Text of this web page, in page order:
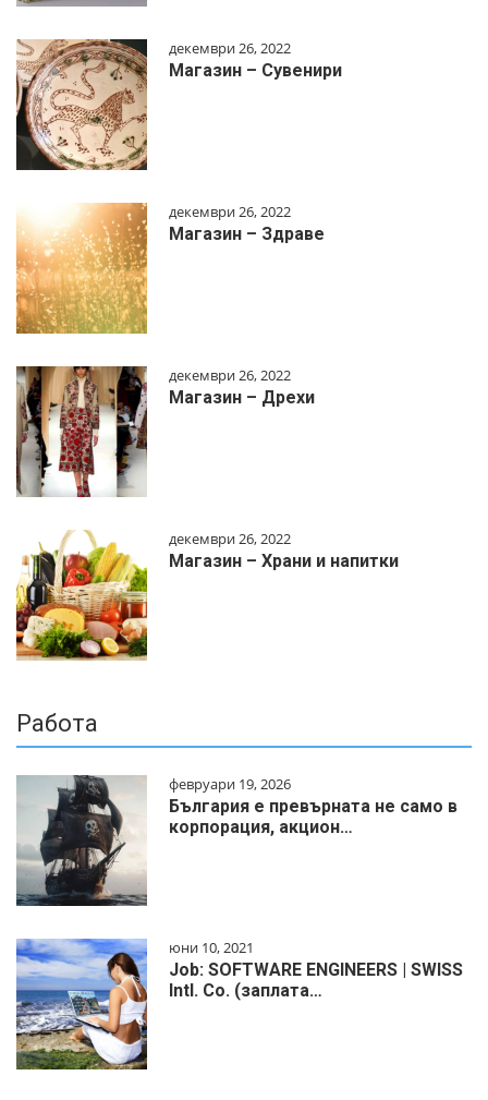
декември 26, 2022
Магазин – Сувенири
декември 26, 2022
Магазин – Здраве
декември 26, 2022
Магазин – Дрехи
декември 26, 2022
Магазин – Храни и напитки
Работа
февруари 19, 2026
България е превърната не само в
корпорация, акцион…
юни 10, 2021
Job: SOFTWARE ENGINEERS | SWISS
Intl. Co. (заплата…